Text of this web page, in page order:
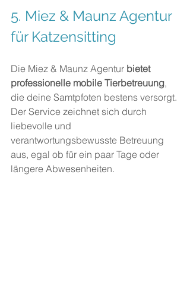
5. Miez & Maunz Agentur
für Katzensitting
Die Miez & Maunz Agentur bietet
professionelle mobile Tierbetreuung,
die deine Samtpfoten bestens versorgt.
Der Service zeichnet sich durch
liebevolle und
verantwortungsbewusste Betreuung
aus, egal ob für ein paar Tage oder
längere Abwesenheiten.